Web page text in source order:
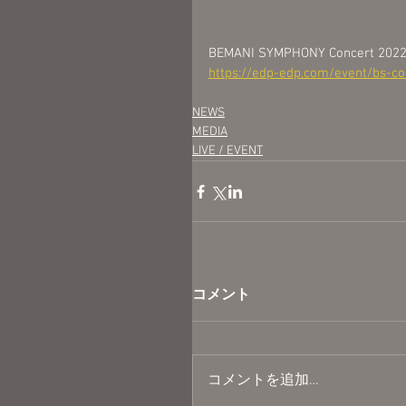
BEMANI SYMPHONY Concert 2022
https://edp-edp.com/event/bs-
NEWS
MEDIA
LIVE / EVENT
コメント
コメントを追加…